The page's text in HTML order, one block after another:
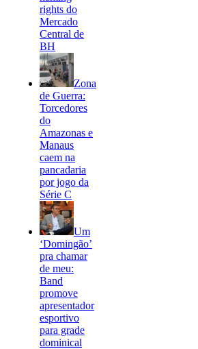
rights do
Mercado
Central de
BH
Zona
de Guerra:
Torcedores
do
Amazonas e
Manaus
caem na
pancadaria
por jogo da
Série C
Um
‘Domingão’
pra chamar
de meu:
Band
promove
apresentador
esportivo
para grade
dominical